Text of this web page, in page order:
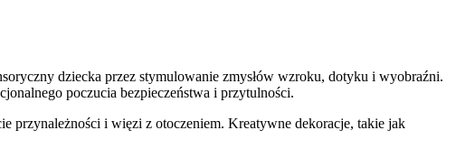
dziecka przez stymulowanie zmysłów wzroku, dotyku i wyobraźni.
poczucia bezpieczeństwa i przytulności.
przynależności i więzi z otoczeniem. Kreatywne dekoracje, takie jak